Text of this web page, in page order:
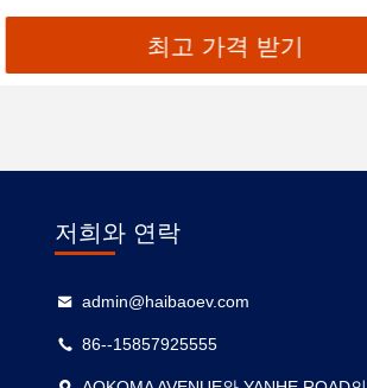
최고 가격 받기
저희와 연락
admin@haibaoev.com
86--15857925555